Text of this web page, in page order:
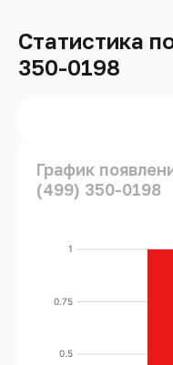
Статистика
350-0198
График
(499) 350-0198
0.5
0.75
1